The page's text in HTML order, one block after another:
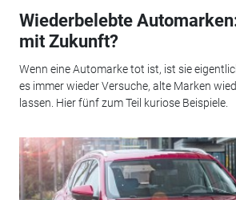
Wiederbelebte
mit Zukunft?
Wenn eine Automarke tot ist, ist sie
es immer wieder Versuche, alte Marken
lassen. Hier fünf zum Teil kuriose Beispiele.